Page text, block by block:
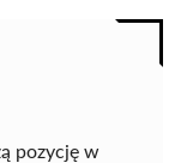
pozycję w